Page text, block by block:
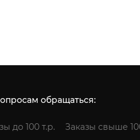
обращаться:
до 100 т.р.
Заказы свыше